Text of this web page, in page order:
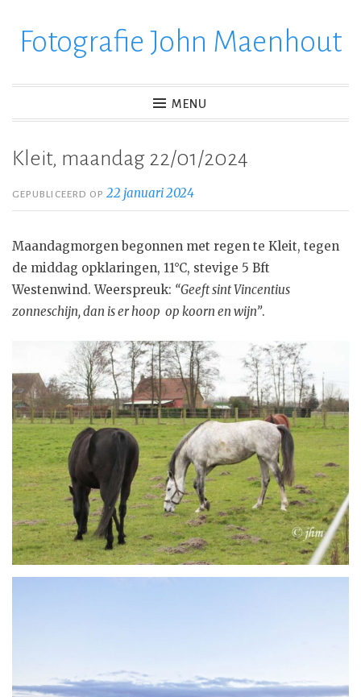
verderFotografie John Maenhout
MENU
Kleit, maandag 22/01/2024
GEPUBLICEERD OP22 januari 2024
Maandagmorgen begonnen met regen te Kleit, tegen
de middag opklaringen, 11°C, stevige 5 Bft
Westenwind. Weerspreuk: “Geeft sint Vincentius
zonneschijn, dan is er hoop op koorn en wijn”.